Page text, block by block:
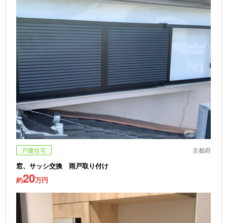
戸建住宅 京都府
窓、サッシ交換 雨戸取り付け
約20万円